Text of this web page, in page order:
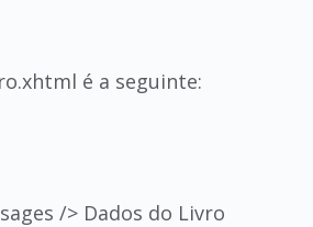
é a seguinte:
/> Dados do Livro